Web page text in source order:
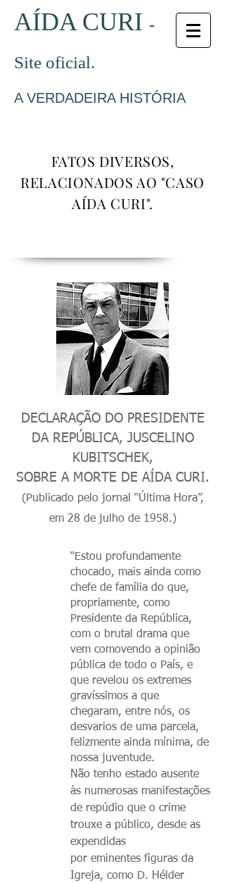
AÍDA CURI -
Site oficial.
A VERDADEIRA HISTÓRIA
FATOS DIVERSOS,
RELACIONADOS AO "CASO
AÍDA CURI".
DECLARAÇÃO DO PRESIDENTE
DA REPÚBLICA, JUSCELINO
KUBITSCHEK,
SOBRE A MORTE DE AÍDA CURI.
(Publicado pelo jornal “Última Hora”,
em 28 de julho de 1958.)
“Estou profundamente
chocado, mais ainda como
chefe de família do que,
propriamente, como
Presidente da República,
com o brutal drama que
vem comovendo a opinião
pública de todo o País, e
que revelou os extremes
gravíssimos a que
chegaram, entre nós, os
desvarios de uma parcela,
felizmente ainda mínima, de
nossa juventude.
Não tenho estado ausente
às numerosas manifestações
de repúdio que o crime
trouxe a público, desde as
expendidas
por eminentes figuras da
Igreja, como D. Hélder